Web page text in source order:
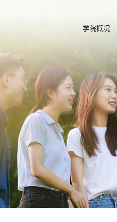
学院概况